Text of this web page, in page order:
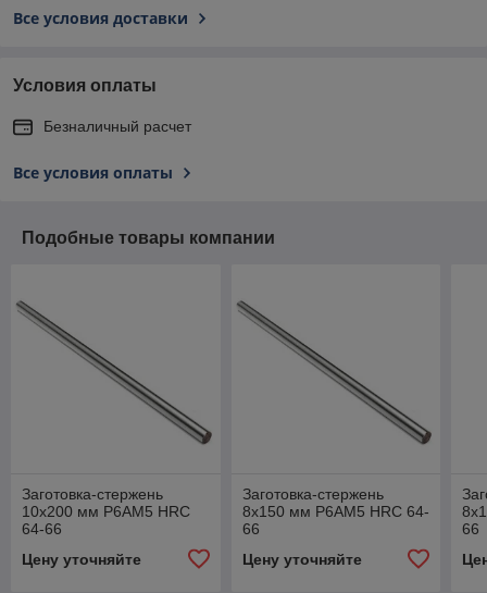
Все условия доставки
Условия оплаты
Безналичный расчет
Все условия оплаты
Подобные товары компании
Заготовка-стержень
10х200 мм Р6АМ5 HRC
64-66
Цену уточняйте
Заготовка-стержень
8х150 мм Р6АМ5 HRC 64-
66
Цену уточняйте
66